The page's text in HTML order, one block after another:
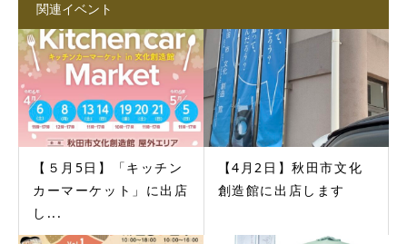
関連イベント
【５月5日】「キッチン
カーマーケット」に出店
し...
【4月2日】秋田市文化
創造館に出店します